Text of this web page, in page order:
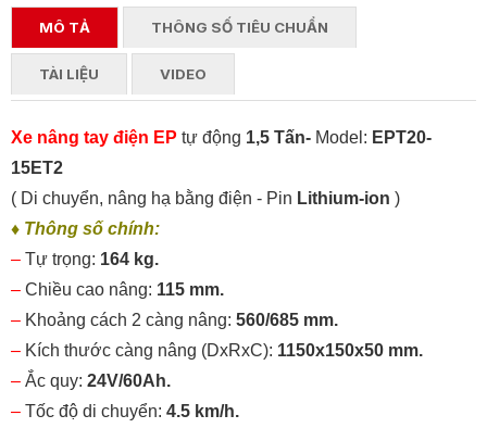
MÔ TẢ THÔNG SỐ TIÊU CHUẨN
TÀI LIỆU VIDEO
Xe nâng tay điện EP tự động 1,5 Tấn- Model: EPT20-
15ET2
( Di chuyển, nâng hạ bằng điện - Pin Lithium-ion )
♦ Thông số chính:
– Tự trọng: 164 kg.
– Chiều cao nâng: 115 mm.
– Khoảng cách 2 càng nâng: 560/685 mm.
– Kích thước càng nâng (DxRxC): 1150x150x50 mm.
– Ắc quy: 24V/60Ah.
– Tốc độ di chuyển: 4.5 km/h.